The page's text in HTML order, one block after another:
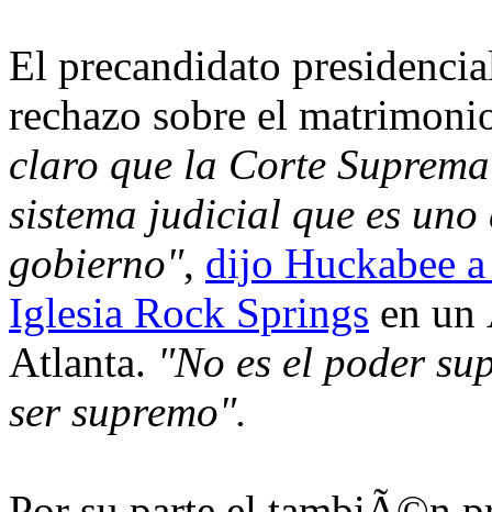
El precandidato
rechazo sobre el
claro que la Corte
sistema judicial que es
gobierno", dijo Huckabee
Iglesia Rock Springs en un
Atlanta. "No es el poder
ser supremo".